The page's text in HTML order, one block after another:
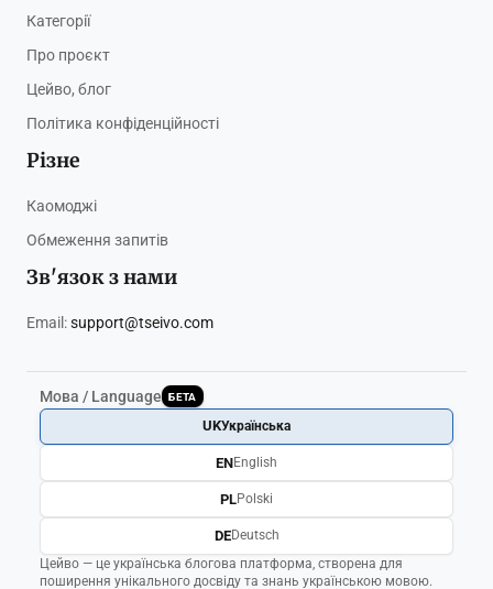
Категорії
Про проєкт
Цейво, блог
Політика конфіденційності
Різне
Каомоджі
Обмеження запитів
Зв'язок з нами
Email:support@tseivo.com
Мова / Language БЕТА
Цейво — це українська блогова платформа, створена для
поширення унікального досвіду та знань українською мовою.
UKУкраїнська
ENEnglish
PLPolski
DEDeutsch